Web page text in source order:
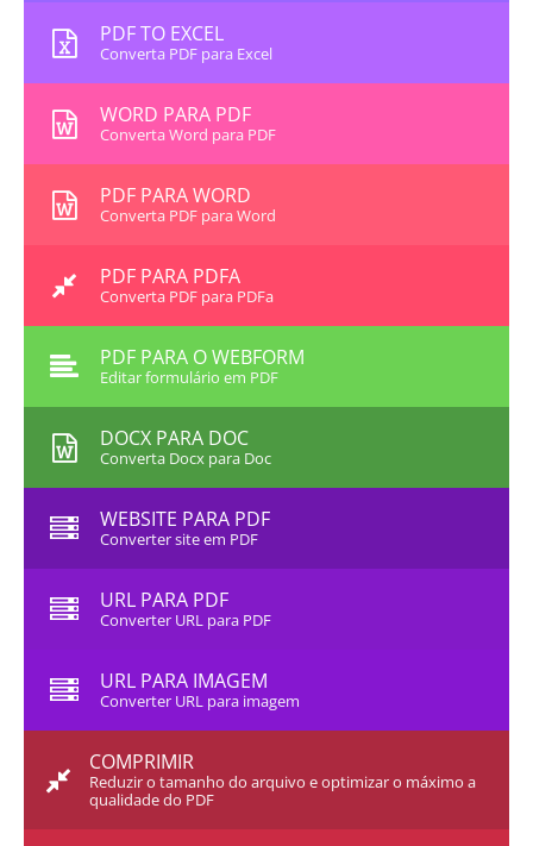
PDF TO EXCEL
Converta PDF para Excel
WORD PARA PDF
Converta Word para PDF
PDF PARA WORD
Converta PDF para Word
PDF PARA PDFA
Converta PDF para PDFa
PDF PARA O WEBFORM
Editar formulário em PDF
DOCX PARA DOC
Converta Docx para Doc
WEBSITE PARA PDF
Converter site em PDF
URL PARA PDF
Converter URL para PDF
URL PARA IMAGEM
Converter URL para imagem
COMPRIMIR
Reduzir o tamanho do arquivo e optimizar o máximo a
qualidade do PDF